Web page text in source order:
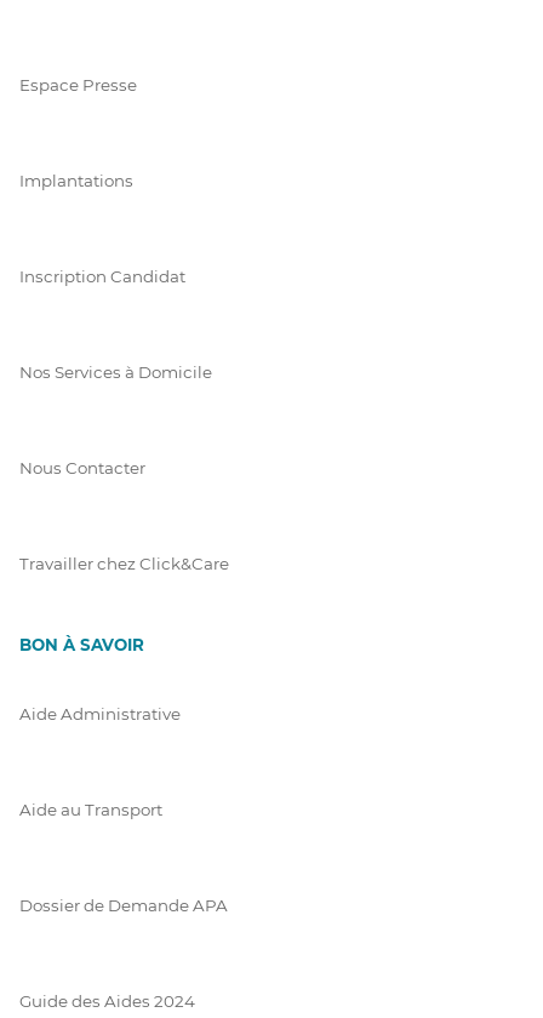
Espace Presse
Implantations
Inscription Candidat
Nos Services à Domicile
Nous Contacter
Travailler chez Click&Care
BON À SAVOIR
Aide Administrative
Aide au Transport
Dossier de Demande APA
Guide des Aides 2024